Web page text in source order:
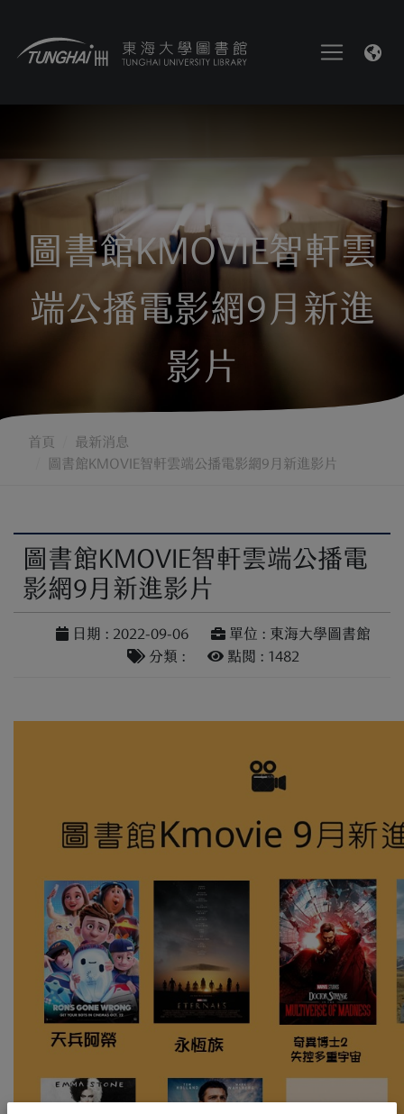
圖書館KMOVIE智軒雲
端公播電影網9月新進
影片
首頁
最新消息
圖書館KMOVIE智軒雲端公播電影網9月新進影片
圖書館KMOVIE智軒雲端公播電
影網9月新進影片
日期 : 2022-09-06
單位 : 東海大學圖書館
分類 :
點閱 : 1482